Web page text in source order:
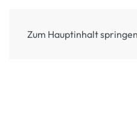
Zum Hauptinhalt springen